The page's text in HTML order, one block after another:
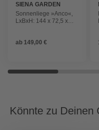
SIENA GARDEN
Sonnenliege »Anco«,
LxBxH: 144 x 72,5 x
ab 149,00 €
Könnte zu Deinen